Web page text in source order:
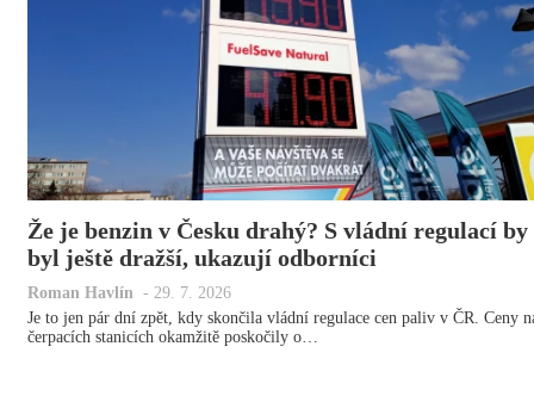
Že je benzin v Česku drahý? S vládní regulací by
byl ještě dražší, ukazují odborníci
Roman Havlín - 29. 7. 2026
Je to jen pár dní zpět, kdy skončila vládní regulace cen paliv v ČR. Ceny
čerpacích stanicích okamžitě poskočily o…